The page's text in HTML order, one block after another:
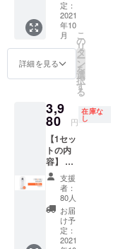
驚きの商品
をそろえ、
暮らしが豊
かになる良
品をみなさ
いたしま
しまし
ては一
部変更
になる
可能性
もござ
ださ
い。
語取扱
説明書
x10 ※お
届け時
期は、
生産、
配送状
況によ
る可能
性もご
ざいま
す。 ※
送料込
の価格
となり
ます。
※商品の
仕様、
デザイ
ンに関
しまし
定：
2021
年10
月
詳細を見る
こ
の
リ
タ
ー
ン
を
選
択
す
る
3,9
80 円
在庫な
し
【1セッ
トの内
容】 ・
「Ther
moDoc
k」x1
・日本
語取扱
説明書
支援
者：
80人
お届
け予
定：
2021